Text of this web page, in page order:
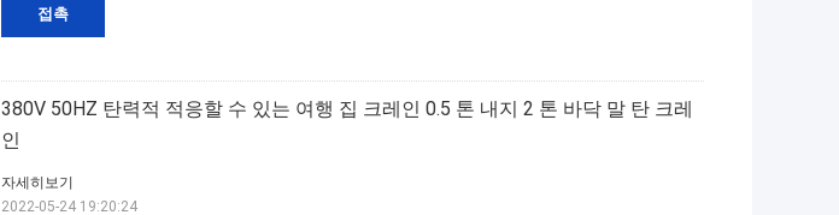
접촉
380V 50HZ 탄력적 적응할 수 있는 여행 집 크레인 0.5 톤 내지 2 톤 바닥 말 탄 크레
인
자세히보기
2022-05-24 19:20:24